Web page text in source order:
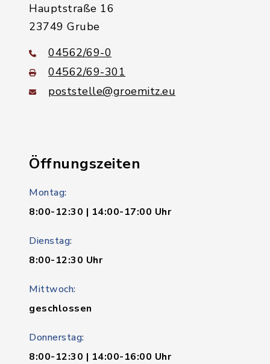
Hauptstraße 16
23749 Grube
04562/69-0
04562/69-301
poststelle@groemitz.eu
Öffnungszeiten
Montag:
8:00-12:30 | 14:00-17:00 Uhr
Dienstag:
8:00-12:30 Uhr
Mittwoch:
geschlossen
Donnerstag:
8:00-12:30 | 14:00-16:00 Uhr